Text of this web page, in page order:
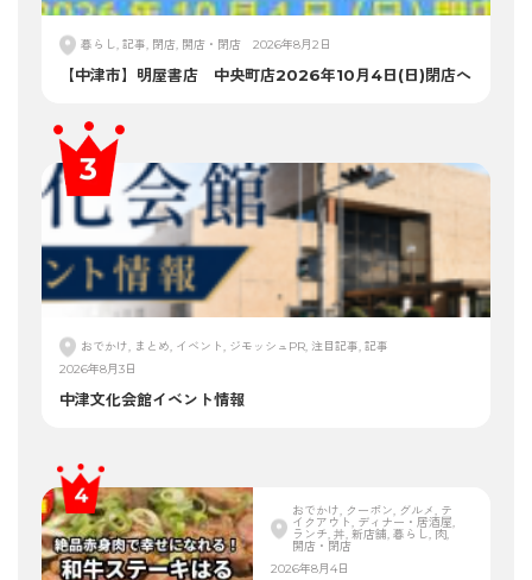
暮らし, 記事, 閉店, 開店・閉店 2026年8月2日
【中津市】明屋書店 中央町店2026年10月4日(日)閉店へ
おでかけ, まとめ, イベント, ジモッシュPR, 注目記事, 記事
2026年8月3日
中津文化会館イベント情報
おでかけ, クーポン, グルメ, テ
イクアウト, ディナー・居酒屋,
ランチ, 丼, 新店舗, 暮らし, 肉,
開店・閉店
2026年8月4日